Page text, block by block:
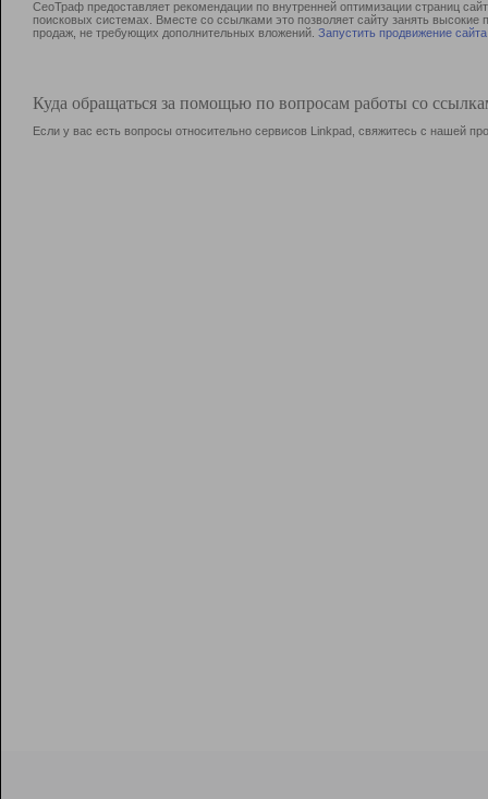
СеоТраф предоставляет рекомендации по внутренней оптимизации страниц
поисковых системах. Вместе со ссылками это позволяет сайту занять
продаж, не требующих дополнительных вложений. Запустить продвижение сайта
Куда обращаться за помощью по вопросам работы со
Если у вас есть вопросы относительно сервисов Linkpad, свяжитесь с нашей